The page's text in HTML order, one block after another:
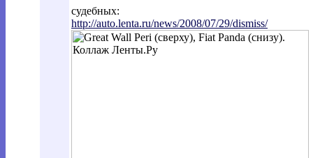
судебных:
http://auto.lenta.ru/news/2008/07/29/dismiss/